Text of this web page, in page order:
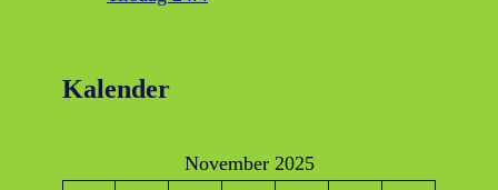
Kalender
November 2025